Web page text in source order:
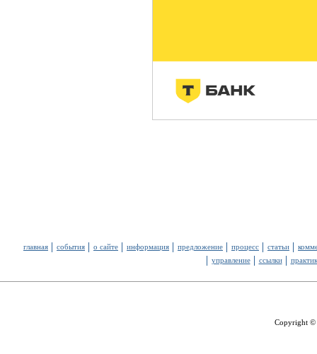
главная события о сайте информация предложение процесс статьи
управление
ссылки
Copyright ©